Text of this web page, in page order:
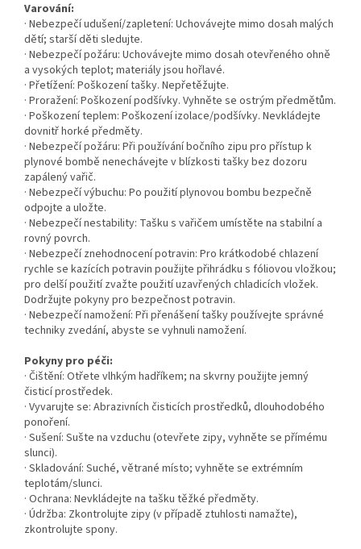
Varování:
· Nebezpečí udušení/zapletení: Uchovávejte mimo dosah malých
dětí; starší děti sledujte.
· Nebezpečí požáru: Uchovávejte mimo dosah otevřeného ohně
a vysokých teplot; materiály jsou hořlavé.
· Přetížení: Poškození tašky. Nepřetěžujte.
· Proražení: Poškození podšívky. Vyhněte se ostrým předmětům.
· Poškození teplem: Poškození izolace/podšívky. Nevkládejte
dovnitř horké předměty.
· Nebezpečí požáru: Při používání bočního zipu pro přístup k
plynové bombě nenechávejte v blízkosti tašky bez dozoru
zapálený vařič.
· Nebezpečí výbuchu: Po použití plynovou bombu bezpečně
odpojte a uložte.
· Nebezpečí nestability: Tašku s vařičem umístěte na stabilní a
rovný povrch.
· Nebezpečí znehodnocení potravin: Pro krátkodobé chlazení
rychle se kazících potravin použijte přihrádku s fóliovou vložkou;
pro delší použití zvažte použití uzavřených chladicích vložek.
Dodržujte pokyny pro bezpečnost potravin.
· Nebezpečí namožení: Při přenášení tašky používejte správné
techniky zvedání, abyste se vyhnuli namožení.
Pokyny pro péči:
· Čištění: Otřete vlhkým hadříkem; na skvrny použijte jemný
čisticí prostředek.
· Vyvarujte se: Abrazivních čisticích prostředků, dlouhodobého
ponoření.
· Sušení: Sušte na vzduchu (otevřete zipy, vyhněte se přímému
slunci).
· Skladování: Suché, větrané místo; vyhněte se extrémním
teplotám/slunci.
· Ochrana: Nevkládejte na tašku těžké předměty.
· Údržba: Zkontrolujte zipy (v případě ztuhlosti namažte),
zkontrolujte spony.